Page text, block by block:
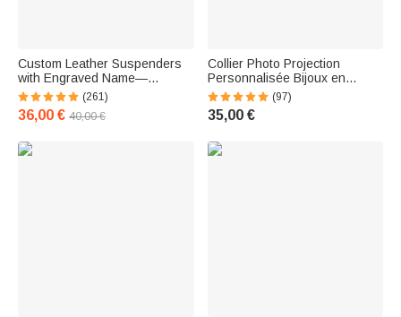
Custom Leather Suspenders
with Engraved Name—
Father's Day Gift for Men,
Accessory for the Best Man
(261)
36,00 € 40,00 €
Collier Photo Projection
Personnalisée Bijoux en
Zircon Style Minimaliste
Cadeau d'Anniversaire pour
Elle
(97)
35,00 €